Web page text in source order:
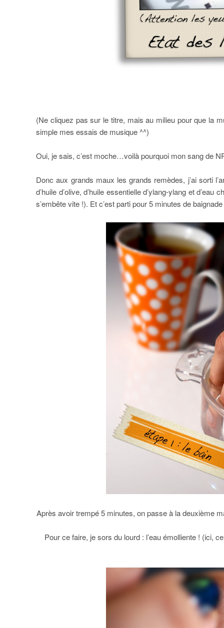
(Ne cliquez pas sur le titre, mais au milieu pour que la
simple mes essais de musique ^^)
Oui, je sais, c’est moche…voilà pourquoi mon sang de
Donc aux grands maux les grands remèdes, j’ai sorti
d’huile d’olive, d’huile essentielle d’ylang-ylang et
s’embête vite !). Et c’est parti pour 5 minutes de
Après avoir trempé 5 minutes, on passe à la deuxième
Pour ce faire, je sors du lourd : l’eau émolliente ! (ici,